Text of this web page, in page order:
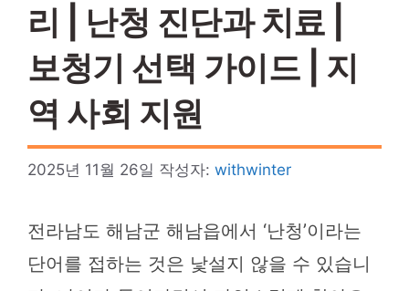
리 | 난청 진단과 치료 |
보청기 선택 가이드 | 지
역 사회 지원
2025년 11월 26일 작성자: withwinter
전라남도 해남군 해남읍에서 ‘난청’이라는
단어를 접하는 것은 낯설지 않을 수 있습니